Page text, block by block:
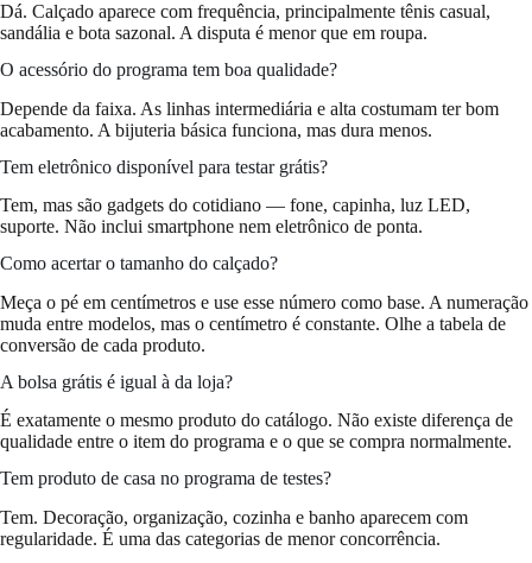
Dá. Calçado aparece com frequência, principalmente tênis casual,
sandália e bota sazonal. A disputa é menor que em roupa.
O acessório do programa tem boa qualidade?
Depende da faixa. As linhas intermediária e alta costumam ter bom
acabamento. A bijuteria básica funciona, mas dura menos.
Tem eletrônico disponível para testar grátis?
Tem, mas são gadgets do cotidiano — fone, capinha, luz LED,
suporte. Não inclui smartphone nem eletrônico de ponta.
Como acertar o tamanho do calçado?
Meça o pé em centímetros e use esse número como base. A numeração
muda entre modelos, mas o centímetro é constante. Olhe a tabela de
conversão de cada produto.
A bolsa grátis é igual à da loja?
É exatamente o mesmo produto do catálogo. Não existe diferença de
qualidade entre o item do programa e o que se compra normalmente.
Tem produto de casa no programa de testes?
Tem. Decoração, organização, cozinha e banho aparecem com
regularidade. É uma das categorias de menor concorrência.